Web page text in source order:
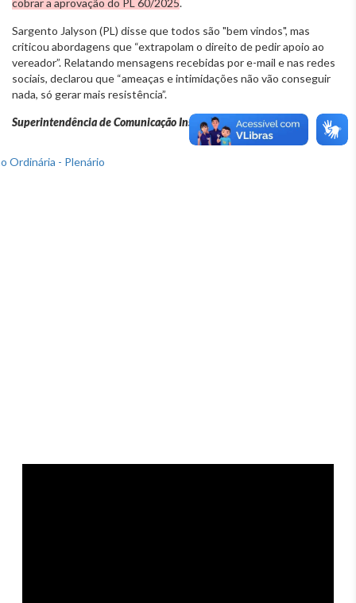
Sargento Jalyson (PL) disse que todos são "bem vindos", mas
criticou abordagens que “extrapolam o direito de pedir apoio ao
vereador”. Relatando mensagens recebidas por e-mail e nas redes
sociais, declarou que “ameaças e intimidações não vão conseguir
nada, só gerar mais resistência”.
Superintendência de Comunicação Institucional